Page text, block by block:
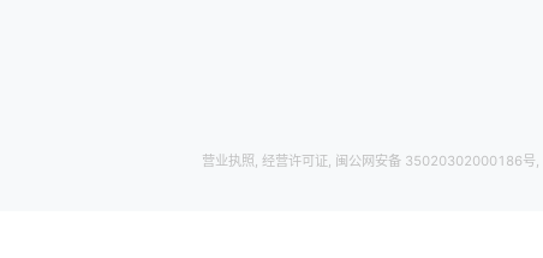
营业执照 经营许可证 闽公网安备 35020302000186号